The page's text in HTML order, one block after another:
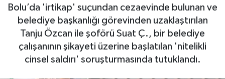
Bolu’da 'irtikap' suçundan cezaevinde bulunan ve
belediye başkanlığı görevinden uzaklaştırılan
Tanju Özcan ile şoförü Suat Ç., bir belediye
çalışanının şikayeti üzerine başlatılan 'nitelikli
cinsel saldırı' soruşturmasında tutuklandı.
Otovitrin
Asayiş
Haber Arşivi